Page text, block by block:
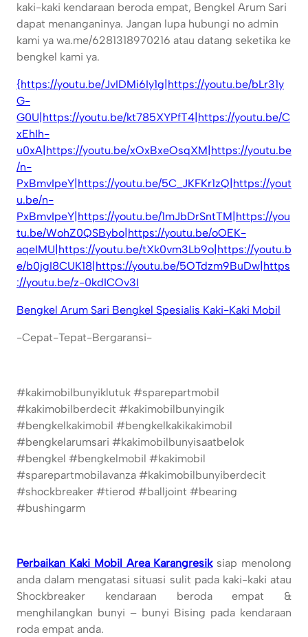
kaki-kaki kendaraan beroda empat, Bengkel Arum Sari
dapat menanganinya. Jangan lupa hubungi no admin
kami ya wa.me/6281318970216 atau datang seketika ke
bengkel kami ya.
{https://youtu.be/JvIDMi6Iy1g|https://youtu.be/bLr31y
G-
G0U|https://youtu.be/kt785XYPfT4|https://youtu.be/C
xEhIh-
u0xA|https://youtu.be/xOxBxeOsqXM|https://youtu.be
/n-
PxBmvIpeY|https://youtu.be/5C_JKFKr1zQ|https://yout
u.be/n-
PxBmvIpeY|https://youtu.be/1mJbDrSntTM|https://you
tu.be/WohZ0QSBybo|https://youtu.be/oOEK-
aqeIMU|https://youtu.be/tXk0vm3Lb9o|https://youtu.b
e/b0jgI8CUK18|https://youtu.be/5OTdzm9BuDw|https
://youtu.be/z-0kdICOv3I
Bengkel Arum Sari Bengkel Spesialis Kaki-Kaki Mobil
-Cepat-Tepat-Bergaransi-
#kakimobilbunyiklutuk #sparepartmobil
#kakimobilberdecit #kakimobilbunyingik
#bengkelkakimobil #bengkelkakikakimobil
#bengkelarumsari #kakimobilbunyisaatbelok
#bengkel #bengkelmobil #kakimobil
#sparepartmobilavanza #kakimobilbunyiberdecit
#shockbreaker #tierod #balljoint #bearing
#bushingarm
Perbaikan Kaki Mobil Area Karangresiksiap menolong
anda dalam mengatasi situasi sulit pada kaki-kaki atau
Shockbreaker kendaraan beroda empat &
menghilangkan bunyi – bunyi Bising pada kendaraan
roda empat anda.